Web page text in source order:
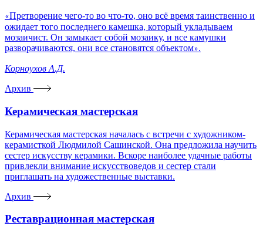
«Претворение чего-то во что-то, оно всё время таинственно и
ожидает того последнего камешка, который укладываем
мозаичист. Он замыкает собой мозаику, и все камушки
разворачиваются, они все становятся объектом».
Корноухов А.Д.
Архив
Керамическая мастерская
Керамическая мастерская началась с встречи с художником-
керамисткой Людмилой Сашинской. Она предложила научить
сестер искусству керамики. Вскоре наиболее удачные работы
привлекли внимание искусствоведов и сестер стали
приглашать на художественные выставки.
Архив
Реставрационная мастерская